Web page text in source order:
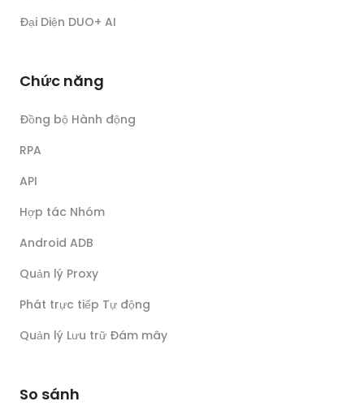
Đại Diện DUO+ AI
Chức năng
Đồng bộ Hành động
RPA
API
Hợp tác Nhóm
Android ADB
Quản lý Proxy
Phát trực tiếp Tự động
Quản lý Lưu trữ Đám mây
So sánh